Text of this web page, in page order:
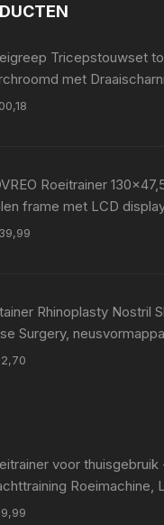
Tricepstouwset
met
voor Krachttraining
Roeitrainer
frame met LCD
Rhinoplasty Nostril
Surgery,
siliconen, neuspad
voor
Roeimachine,
thuistraining, 120 kg